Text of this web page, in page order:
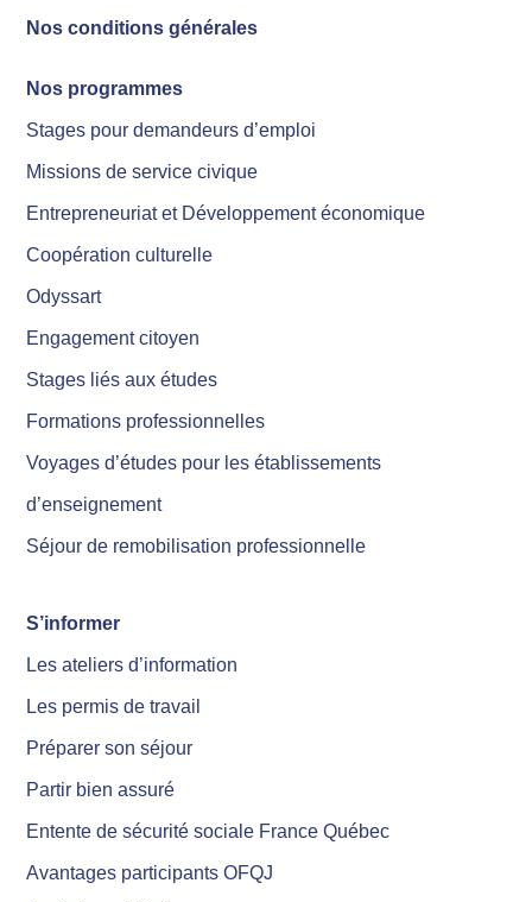
Nos conditions générales
Nos programmes
Stages pour demandeurs d’emploi
Missions de service civique
Entrepreneuriat et Développement économique
Coopération culturelle
Odyssart
Engagement citoyen
Stages liés aux études
Formations professionnelles
Voyages d’études pour les établissements
d’enseignement
Séjour de remobilisation professionnelle
S’informer
Les ateliers d’information
Les permis de travail
Préparer son séjour
Partir bien assuré
Entente de sécurité sociale France Québec
Avantages participants OFQJ